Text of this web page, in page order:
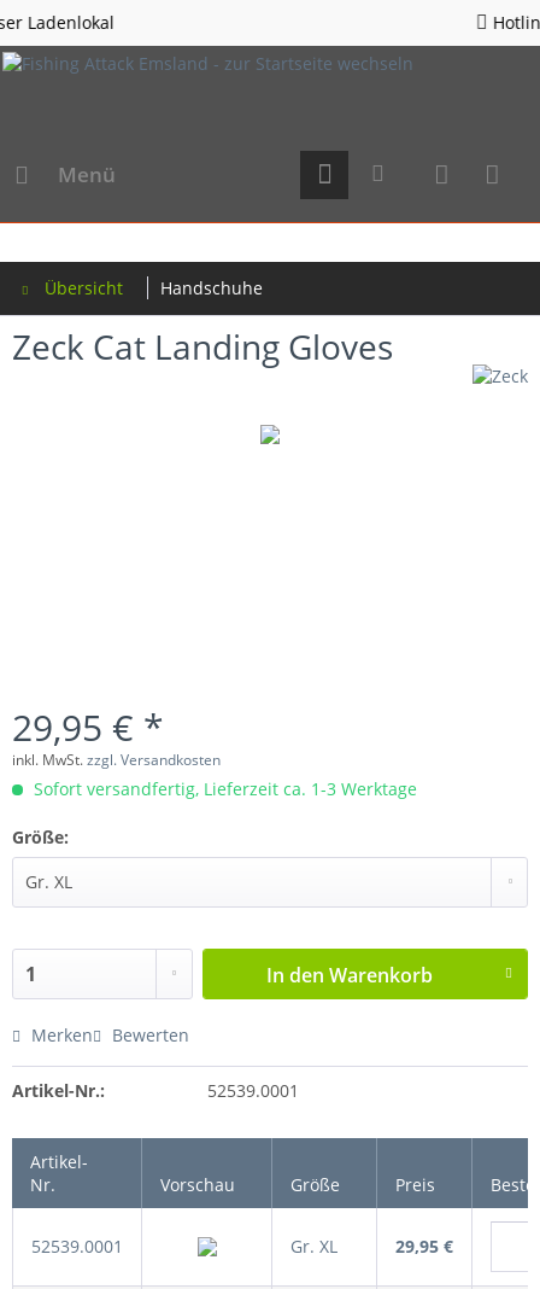
Hotline 05963 - 982823
Menü
Übersicht Handschuhe
Zeck Cat Landing Gloves
29,95 € *
inkl. MwSt.zzgl. Versandkosten
Sofort versandfertig, Lieferzeit ca. 1-3 Werktage
Größe:
In den Warenkorb
Merken Bewerten
Artikel-Nr.: 52539.0001
Artikel-
Nr.
Vorschau Größe Preis
52539.0001 Gr. XL 29,95 €